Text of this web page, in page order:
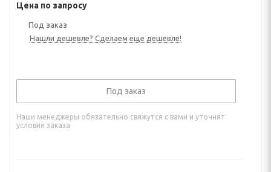
Цена по запросу
Под заказ
Нашли дешевле? Сделаем еще дешевле!
Под заказ
Наши менеджеры обязательно свяжутся с вами и уточнят
условия заказа